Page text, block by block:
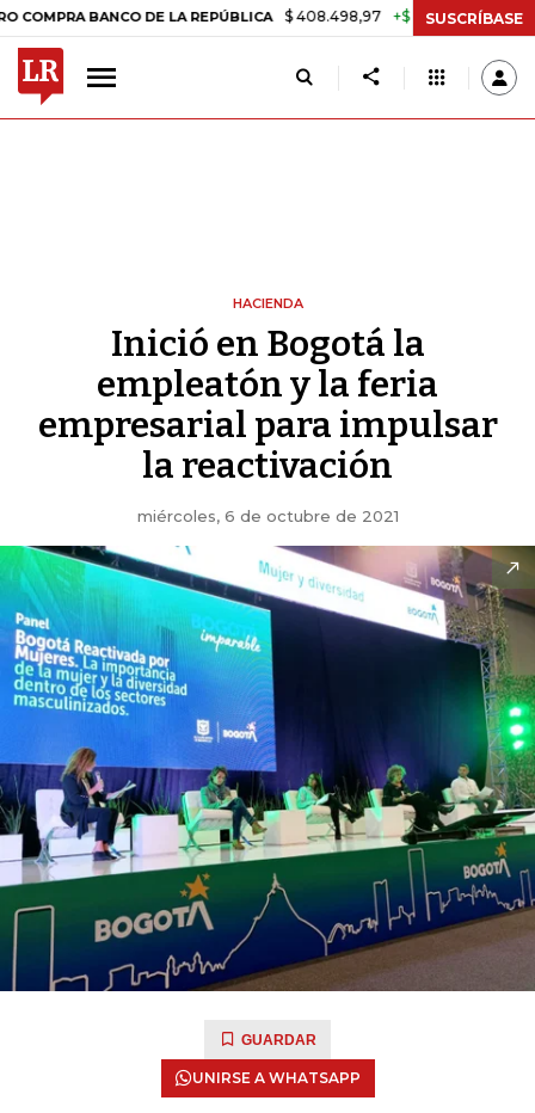
BANCO DE LA REPÚBLICA $ 408.498,97 +$ 8.753,81 +2,19% TASA
SUSCRÍBASE
HACIENDA
Inició en Bogotá la
empleatón y la feria
empresarial para impulsar
la reactivación
miércoles, 6 de octubre de 2021
GUARDAR
UNIRSE A WHATSAPP